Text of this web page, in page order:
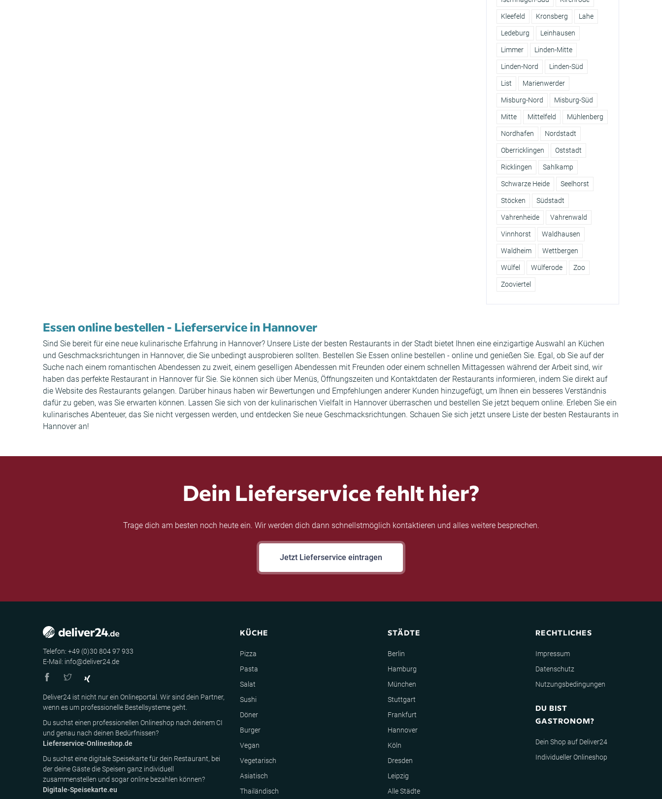
Kleefeld Kronsberg Lahe
Ledeburg Leinhausen
Limmer Linden-Mitte
Linden-Nord Linden-Süd
List Marienwerder
Misburg-Nord Misburg-Süd
Mitte Mittelfeld Mühlenberg
Nordhafen Nordstadt
Oberricklingen Oststadt
Ricklingen Sahlkamp
Schwarze Heide Seelhorst
Stöcken Südstadt
Vahrenheide Vahrenwald
Vinnhorst Waldhausen
Waldheim Wettbergen
Wülfel Wülferode Zoo
Zooviertel
Essen online bestellen - Lieferservice in Hannover
Sind Sie bereit für eine neue kulinarische Erfahrung in Hannover? Unsere Liste der besten Restaurants in der Stadt bietet Ihnen eine einzigartige Auswahl an Küchen
und Geschmacksrichtungen in Hannover, die Sie unbedingt ausprobieren sollten. Bestellen Sie Essen online bestellen - online und genießen Sie. Egal, ob Sie auf der
Suche nach einem romantischen Abendessen zu zweit, einem geselligen Abendessen mit Freunden oder einem schnellen Mittagessen während der Arbeit sind, wir
haben das perfekte Restaurant in Hannover für Sie. Sie können sich über Menüs, Öffnungszeiten und Kontaktdaten der Restaurants informieren, indem Sie direkt auf
die Website des Restaurants gelangen. Darüber hinaus haben wir Bewertungen und Empfehlungen anderer Kunden hinzugefügt, um Ihnen ein besseres Verständnis
dafür zu geben, was Sie erwarten können. Lassen Sie sich von der kulinarischen Vielfalt in Hannover überraschen und bestellen Sie jetzt bequem online. Erleben Sie ein
kulinarisches Abenteuer, das Sie nicht vergessen werden, und entdecken Sie neue Geschmacksrichtungen. Schauen Sie sich jetzt unsere Liste der besten Restaurants in
Hannover an!
Dein Lieferservice fehlt hier?
Trage dich am besten noch heute ein. Wir werden dich dann schnellstmöglich kontaktieren und alles weitere besprechen.
Jetzt Lieferservice eintragen
Telefon: +49 (0)30 804 97 933
E-Mail: info@deliver24.de
Deliver24 ist nicht nur ein Onlineportal. Wir sind dein Partner,
wenn es um professionelle Bestellsysteme geht.
Du suchst einen professionellen Onlineshop nach deinem CI
und genau nach deinen Bedürfnissen?
Lieferservice-Onlineshop.de
Du suchst eine digitale Speisekarte für dein Restaurant, bei
der deine Gäste die Speisen ganz individuell
zusammenstellen und sogar online bezahlen können?
Digitale-Speisekarte.eu
KÜCHE
Pizza
Pasta
Salat
Sushi
Döner
Burger
Vegan
Vegetarisch
Asiatisch
Thailändisch
STÄDTE
Berlin
Hamburg
München
Stuttgart
Frankfurt
Hannover
Köln
Dresden
Leipzig
Alle Städte
RECHTLICHES
Impressum
Datenschutz
Nutzungsbedingungen
DU BIST
GASTRONOM?
Dein Shop auf Deliver24
Individueller Onlineshop